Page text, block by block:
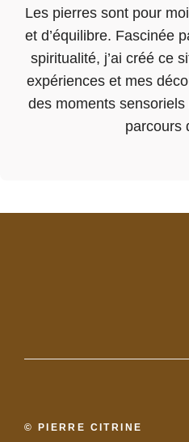
Les pierres sont pour
et d’équilibre. Fascinée
spiritualité, j’ai créé ce
expériences et mes
des moments
parcours
© PIERRE CITRINE